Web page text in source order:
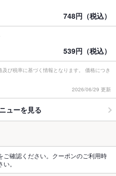
748円（税込）
539円（税込）
び税率に基づく情報となります。 価格につき
2026/06/29 更新
ューを見る
確認ください。クーポンのご利用時
。